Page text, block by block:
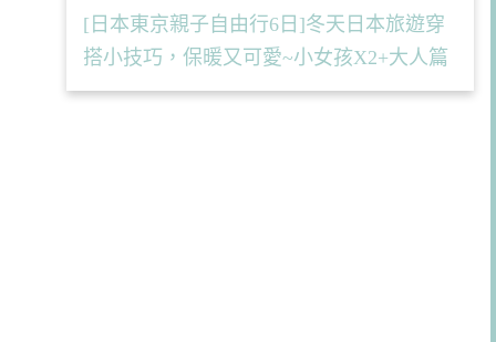
[日本東京親子自由行6日]冬天日本旅遊穿
搭小技巧，保暖又可愛~小女孩X2+大人篇